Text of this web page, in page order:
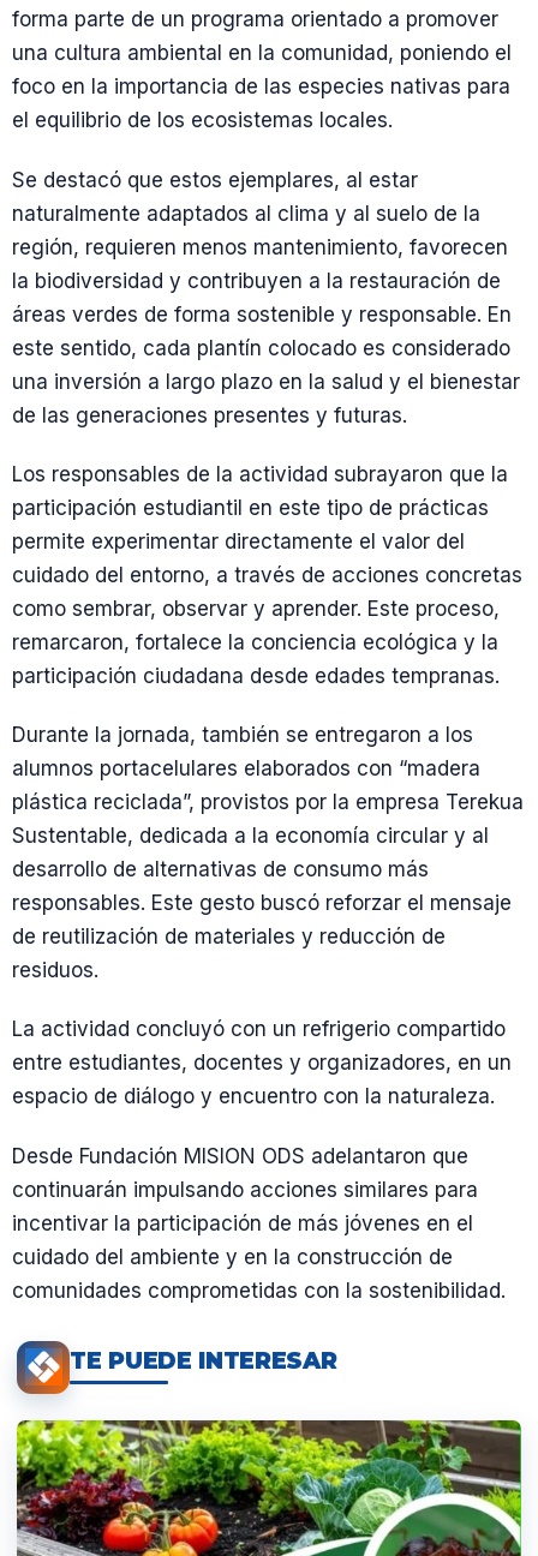
forma parte de un programa orientado a promover
una cultura ambiental en la comunidad, poniendo el
foco en la importancia de las especies nativas para
el equilibrio de los ecosistemas locales.
Se destacó que estos ejemplares, al estar
naturalmente adaptados al clima y al suelo de la
región, requieren menos mantenimiento, favorecen
la biodiversidad y contribuyen a la restauración de
áreas verdes de forma sostenible y responsable. En
este sentido, cada plantín colocado es considerado
una inversión a largo plazo en la salud y el bienestar
de las generaciones presentes y futuras.
Los responsables de la actividad subrayaron que la
participación estudiantil en este tipo de prácticas
permite experimentar directamente el valor del
cuidado del entorno, a través de acciones concretas
como sembrar, observar y aprender. Este proceso,
remarcaron, fortalece la conciencia ecológica y la
participación ciudadana desde edades tempranas.
Durante la jornada, también se entregaron a los
alumnos portacelulares elaborados con “madera
plástica reciclada”, provistos por la empresa Terekua
Sustentable, dedicada a la economía circular y al
desarrollo de alternativas de consumo más
responsables. Este gesto buscó reforzar el mensaje
de reutilización de materiales y reducción de
residuos.
La actividad concluyó con un refrigerio compartido
entre estudiantes, docentes y organizadores, en un
espacio de diálogo y encuentro con la naturaleza.
Desde Fundación MISION ODS adelantaron que
continuarán impulsando acciones similares para
incentivar la participación de más jóvenes en el
cuidado del ambiente y en la construcción de
comunidades comprometidas con la sostenibilidad.
TE PUEDE INTERESAR